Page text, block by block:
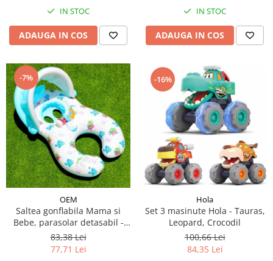
IN STOC
ADAUGA IN COS
IN STOC
ADAUGA IN COS
-7%
OEM
Saltea gonflabila Mama si
Bebe, parasolar detasabil -
modele diferite
83,38 Lei
77,71 Lei
-16%
Hola
Set 3 masinute Hola - Tauras,
Leopard, Crocodil
100,66 Lei
84,35 Lei